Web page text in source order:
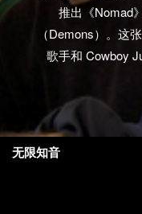
推出《Nomad
（Demons）。这
歌手和 Cowboy
无限知音